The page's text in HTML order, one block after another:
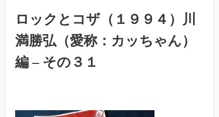
ロックとコザ（１９９４）川
満勝弘（愛称：カッちゃん）
編 – その３１